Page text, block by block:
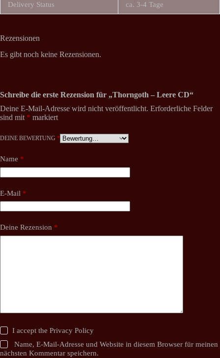
Delivery Status ca. 3-4 Tage
Rezensionen
Es gibt noch keine Rezensionen.
Schreibe die erste Rezension für „Thorngoth – Leere CD“
Deine E-Mail-Adresse wird nicht veröffentlicht. Erforderliche Felder
sind mit * markiert
DEINE BEWERTUNG *
Name *
E-Mail *
Deine Rezension *
I accept thePrivacy Policy
Name, E-Mail-Adresse und Website in diesem Browser für meinen
nächsten Kommentar speichern.